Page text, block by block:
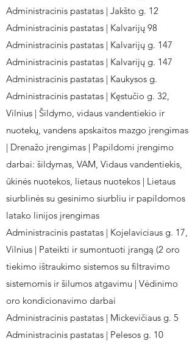
Administracinis pastatas | Jakšto g. 12
Administracinis pastatas | Kalvarijų 98
Administracinis pastatas | Kalvarijų g. 147
Administracinis pastatas | Kalvarijų g. 147
Administracinis pastatas | Kaukysos g.
Administracinis pastatas | Kęstučio g. 32,
Vilnius | Šildymo, vidaus vandentiekio ir
nuotekų, vandens apskaitos mazgo įrengimas
| Drenažo įrengimas | Papildomi įrengimo
darbai: šildymas, VAM, Vidaus vandentiekis,
ūkinės nuotekos, lietaus nuotekos | Lietaus
siurblinės su gesinimo siurbliu ir papildomos
latako linijos įrengimas
Administracinis pastatas | Kojelaviciaus g. 17,
Vilnius | Pateikti ir sumontuoti įrangą (2 oro
tiekimo ištraukimo sistemos su filtravimo
sistemomis ir šilumos atgavimu | Vėdinimo
oro kondicionavimo darbai
Administracinis pastatas | Mickevičiaus g. 5
Administracinis pastatas | Pelesos g. 10